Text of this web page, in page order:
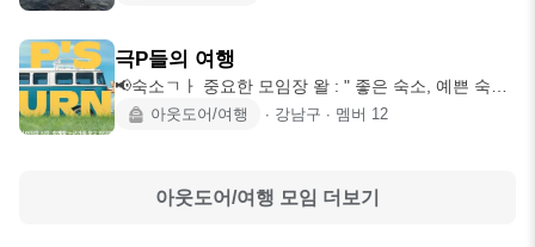
극P들의 여행
📢숙소ㄱㅏ 중요한 모임장 왈 : " 좋은 숙소, 예쁜 숙소
를 가고픈데, 혼자는 가기 어려운
아웃도어/여행 ∙ 강남구 ∙ 멤버 12
아웃도어/여행 모임 더보기